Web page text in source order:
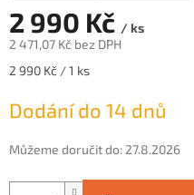
2 990 Kč / ks
2 471,07 Kč bez DPH
Měrná
2 990 Kč / 1 ks
Dodání do 14 dnů
Můžeme doručit do: 27.8.2026